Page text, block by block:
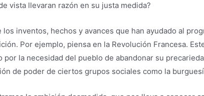
vista llevaran razón en su justa medida?
los inventos, hechos y avances que han ayudado al
Por ejemplo, piensa en la Revolución Francesa.
la necesidad del pueblo de abandonar su
de poder de ciertos grupos sociales como la